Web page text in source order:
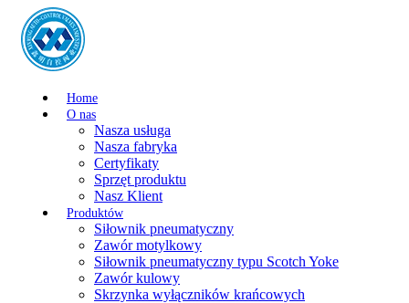
Home
O nas
Nasza usługa
Nasza fabryka
Certyfikaty
Sprzęt produktu
Nasz Klient
Produktów
Siłownik pneumatyczny
Zawór motylkowy
Siłownik pneumatyczny typu Scotch Yoke
Zawór kulowy
Skrzynka wyłączników krańcowych